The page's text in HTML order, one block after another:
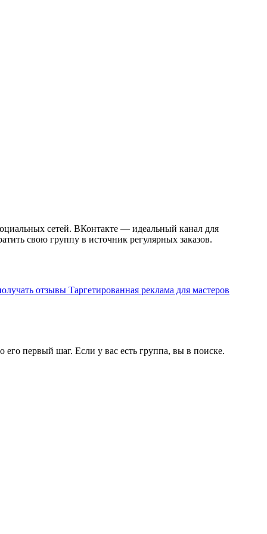
сетей. ВКонтакте — идеальный канал для
свою группу в источник регулярных заказов.
отзывы Таргетированная реклама для мастеров
первый шаг. Если у вас есть группа, вы в поиске.